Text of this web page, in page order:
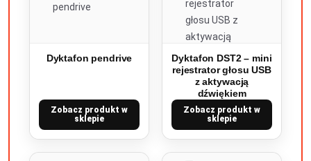
Dyktafon pendrive
Zobacz produkt w
sklepie
Dyktafon DST2 – mini
rejestrator głosu USB
z aktywacją
dźwiękiem
Zobacz produkt w
sklepie